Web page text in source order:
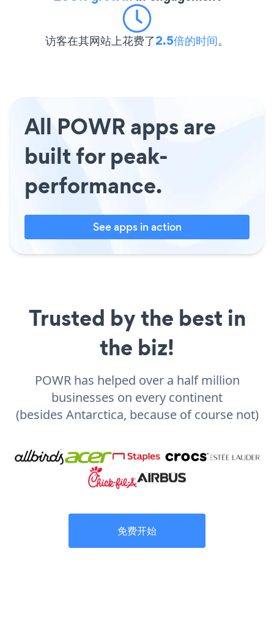
访客在其网站上花费了2.5倍的时间。
All POWR apps are
built for peak-
performance.
See apps in action
Trusted by the best in
the biz!
POWR has helped over a half million
businesses on every continent
(besides Antarctica, because of course not)
免费开始